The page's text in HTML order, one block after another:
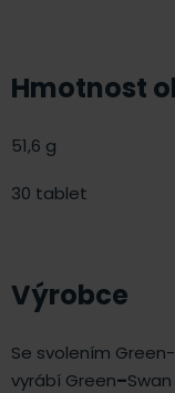
Hmotnost
51,6 g
30 tablet
Výrobce
Se svolením
vyrábí Green–